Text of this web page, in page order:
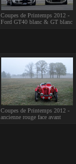
Coupes de Printemps 2012 -
Ford GT40 blanc & GT blanc
Coupes de Printemps 2012 -
ancienne rouge face avant